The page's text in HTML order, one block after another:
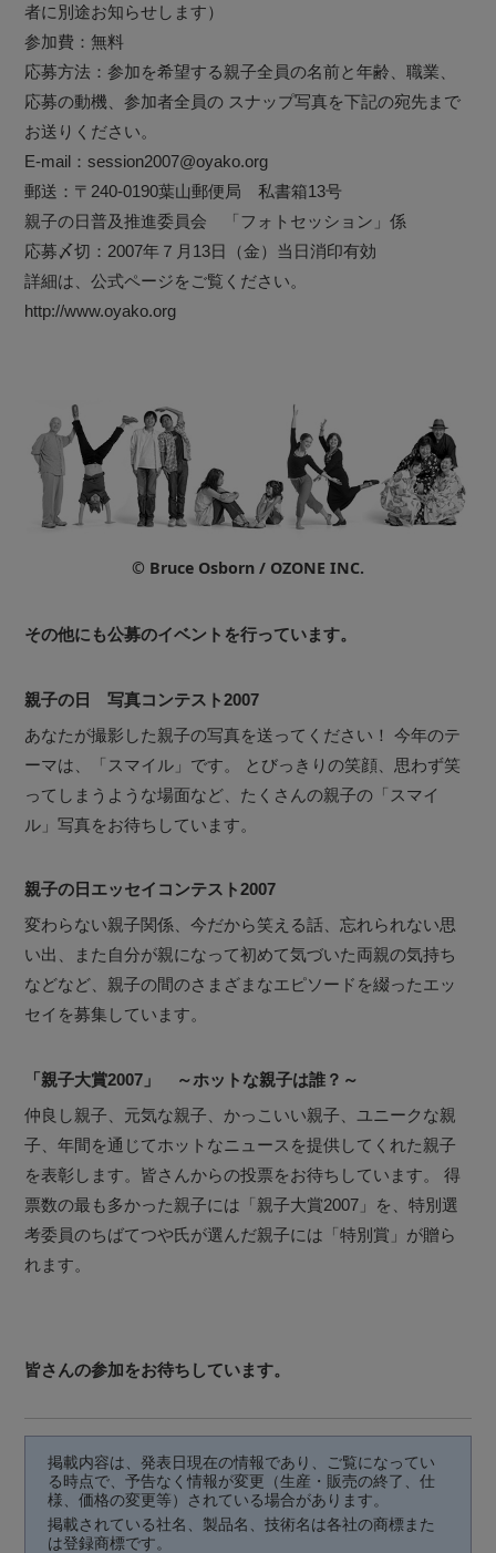
者に別途お知らせします）
参加費：無料
応募方法：参加を希望する親子全員の名前と年齢、職業、
応募の動機、参加者全員の スナップ写真を下記の宛先まで
お送りください。
E-mail：session2007@oyako.org
郵送：〒240-0190葉山郵便局 私書箱13号
親子の日普及推進委員会 「フォトセッション」係
応募〆切：2007年７月13日（金）当日消印有効
詳細は、公式ページをご覧ください。
http://www.oyako.org
© Bruce Osborn / OZONE INC.
その他にも公募のイベントを行っています。
親子の日 写真コンテスト2007
あなたが撮影した親子の写真を送ってください！ 今年のテ
ーマは、「スマイル」です。 とびっきりの笑顔、思わず笑
ってしまうような場面など、たくさんの親子の「スマイ
ル」写真をお待ちしています。
親子の日エッセイコンテスト2007
変わらない親子関係、今だから笑える話、忘れられない思
い出、また自分が親になって初めて気づいた両親の気持ち
などなど、親子の間のさまざまなエピソードを綴ったエッ
セイを募集しています。
「親子大賞2007」 ～ホットな親子は誰？～
仲良し親子、元気な親子、かっこいい親子、ユニークな親
子、年間を通じてホットなニュースを提供してくれた親子
を表彰します。皆さんからの投票をお待ちしています。 得
票数の最も多かった親子には「親子大賞2007」を、特別選
考委員のちばてつや氏が選んだ親子には「特別賞」が贈ら
れます。
皆さんの参加をお待ちしています。
掲載内容は、発表日現在の情報であり、ご覧になってい
る時点で、予告なく情報が変更（生産・販売の終了、仕
様、価格の変更等）されている場合があります。
掲載されている社名、製品名、技術名は各社の商標また
は登録商標です。